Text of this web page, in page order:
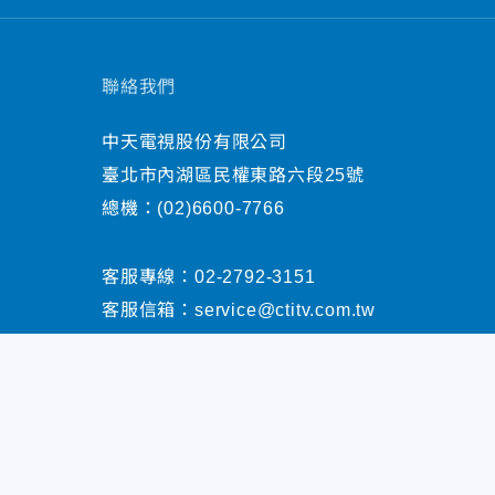
聯絡我們
中天電視股份有限公司
臺北市內湖區民權東路六段25號
總機： (02)6600-7766
客服專線： 02-2792-3151
客服信箱： service@ctitv.com.tw